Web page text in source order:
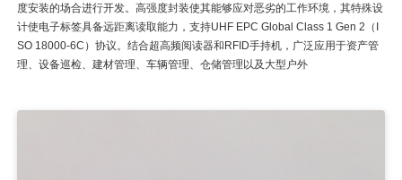
度安装的场合进行开发。高强度封装使其能够应对恶劣的工作环境，其特殊设
计使电子标签具备远距离读取能力，支持UHF EPC Global Class 1 Gen 2（I
SO 18000-6C）协议。结合超高频阅读器和RFID手持机，广泛应用于资产管
理、设备巡检、建材管理、车辆管理、仓储管理以及大型户外